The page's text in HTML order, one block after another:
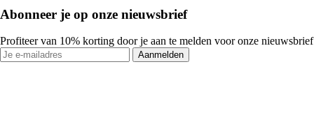
Abonneer je op onze nieuwsbrief
Profiteer van 10% korting door je aan te melden voor onze nieuwsbrief
Aanmelden